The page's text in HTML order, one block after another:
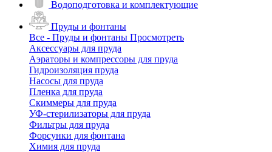
Водоподготовка и комплектующие
Пруды и фонтаны
Все - Пруды и фонтаны Просмотреть
Аксессуары для пруда
Аэраторы и компрессоры для пруда
Гидроизоляция пруда
Насосы для пруда
Пленка для пруда
Скиммеры для пруда
УФ-стерилизаторы для пруда
Фильтры для пруда
Форсунки для фонтана
Химия для пруда